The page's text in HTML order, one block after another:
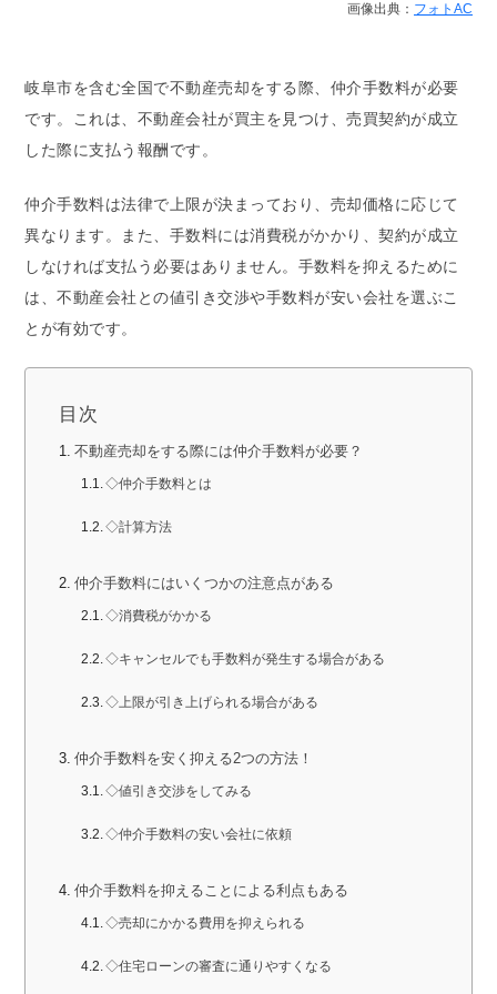
画像出典： フォトAC
岐阜市を含む全国で不動産売却をする際、仲介手数料が必要
です。これは、不動産会社が買主を見つけ、売買契約が成立
した際に支払う報酬です。
仲介手数料は法律で上限が決まっており、売却価格に応じて
異なります。また、手数料には消費税がかかり、契約が成立
しなければ支払う必要はありません。手数料を抑えるために
は、不動産会社との値引き交渉や手数料が安い会社を選ぶこ
とが有効です。
目次
不動産売却をする際には仲介手数料が必要？
◇仲介手数料とは
◇計算方法
仲介手数料にはいくつかの注意点がある
◇消費税がかかる
◇キャンセルでも手数料が発生する場合がある
◇上限が引き上げられる場合がある
仲介手数料を安く抑える2つの方法！
◇値引き交渉をしてみる
◇仲介手数料の安い会社に依頼
仲介手数料を抑えることによる利点もある
◇売却にかかる費用を抑えられる
◇住宅ローンの審査に通りやすくなる